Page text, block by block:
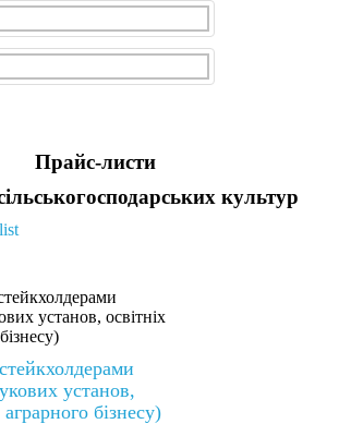
Прайс-листи
культур
установ,
аграрного бізнесу)